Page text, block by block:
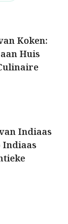
Koken:
Huis
Indiaas
Indiaas